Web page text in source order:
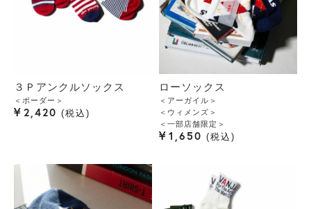
３Ｐアンクルソックス
＜ボーダー＞
¥ 2,420 税込
ローソックス
＜アーガイル＞
＜ウィメンズ＞
＜一部店舗限定＞
¥ 1,650 税込